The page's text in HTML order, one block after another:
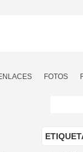
FOTOS